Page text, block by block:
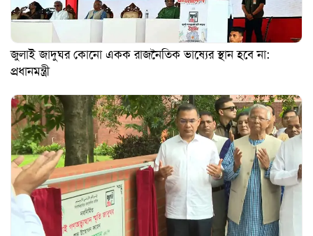
জুলাই জাদুঘর কোনো একক রাজনৈতিক ভাষ্যের স্থান হবে না:
প্রধানমন্ত্রী